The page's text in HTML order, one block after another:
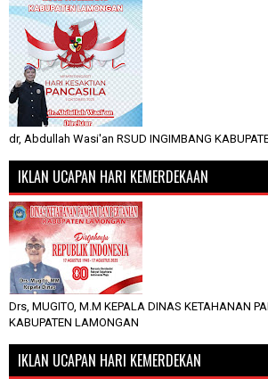
dr, Abdullah Wasi'an RSUD INGIMBANG
IKLAN UCAPAN HARI KEMERDEKAAN
Drs, MUGITO, M.M KEPALA DINAS KETAHANAN
KABUPATEN LAMONGAN
IKLAN UCAPAN HARI KEMERDEKAN